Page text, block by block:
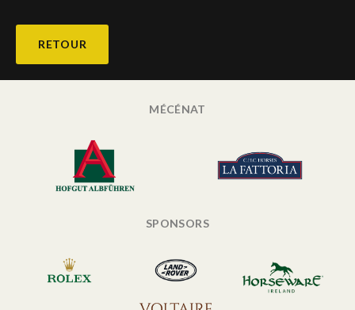
RETOUR
MÉCÉNAT
SPONSORS